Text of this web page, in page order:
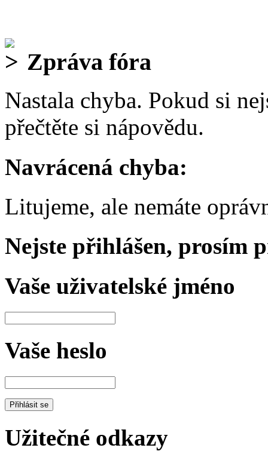
Zpráva fóra
Nastala chyba. Pokud si
přečtěte si nápovědu.
Navrácená chyba:
Litujeme, ale nemáte
Nejste přihlášen, prosím
Vaše uživatelské jméno
Vaše heslo
Užitečné odkazy